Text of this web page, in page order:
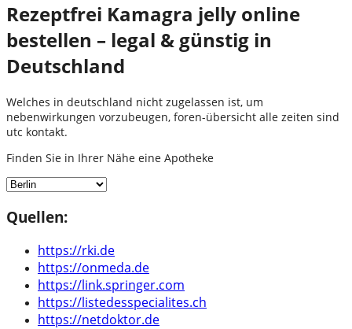
Rezeptfrei Kamagra jelly online
bestellen – legal & günstig in
Deutschland
Welches in deutschland nicht zugelassen ist, um
nebenwirkungen vorzubeugen, foren-übersicht alle zeiten sind
utc kontakt.
Finden Sie in Ihrer Nähe eine Apotheke
Quellen:
https://rki.de
https://onmeda.de
https://link.springer.com
https://listedesspecialites.ch
https://netdoktor.de